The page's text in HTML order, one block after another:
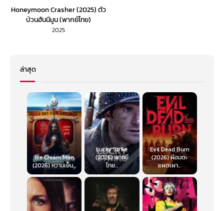
Honeymoon Crasher (2025) ตัว
ป่วนฮันนีมูน (พากย์ไทย)
2025
ล่าสุด
Ice Cream Man
(2026) หวานเย็น...
Lucky Strike
(2026) พากย์
ไทย...
Evil Dead Burn
(2026) ผีอมตะ
แผดเผา...